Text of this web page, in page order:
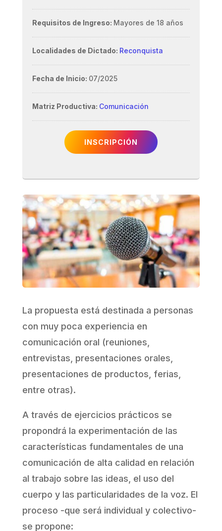
Requisitos de Ingreso: Mayores de 18 años
Localidades de Dictado: Reconquista
Fecha de Inicio: 07/2025
Matriz Productiva: Comunicación
INSCRIPCIÓN
La propuesta está destinada a personas
con muy poca experiencia en
comunicación oral (reuniones,
entrevistas, presentaciones orales,
presentaciones de productos, ferias,
entre otras).
A través de ejercicios prácticos se
propondrá la experimentación de las
características fundamentales de una
comunicación de alta calidad en relación
al trabajo sobre las ideas, el uso del
cuerpo y las particularidades de la voz. El
proceso -que será individual y colectivo-
se propone: